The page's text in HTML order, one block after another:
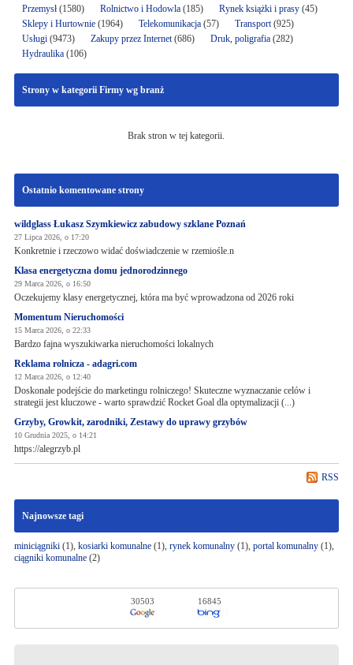
Przemysł(1580) Rolnictwo i Hodowla(185) Rynek książki i prasy(45)
Sklepy i Hurtownie(1964) Telekomunikacja(57) Transport(925)
Usługi(9473) Zakupy przez Internet(686) Druk, poligrafia(282)
Hydraulika(106)
Strony w kategorii Firmy wg branż
Brak stron w tej kategorii.
Ostatnio komentowane strony
wildglass Łukasz Szymkiewicz zabudowy szklane Poznań
27 Lipca 2026, o 17:20
Konkretnie i rzeczowo widać doświadczenie w rzemiośle.n
Klasa energetyczna domu jednorodzinnego
29 Marca 2026, o 16:50
Oczekujemy klasy energetycznej, która ma być wprowadzona od 2026 roki
Momentum Nieruchomości
15 Marca 2026, o 22:33
Bardzo fajna wyszukiwarka nieruchomości lokalnych
Reklama rolnicza - adagri.com
12 Marca 2026, o 12:40
Doskonałe podejście do marketingu rolniczego! Skuteczne wyznaczanie celów i
strategii jest kluczowe - warto sprawdzić Rocket Goal dla optymalizacji (...)
Grzyby, Growkit, zarodniki, Zestawy do uprawy grzybów
10 Grudnia 2025, o 14:21
https://alegrzyb.pl
RSS
Najnowsze tagi
miniciągniki(1), kosiarki komunalne(1), rynek komunalny(1), portal komunalny(1),
ciągniki komunalne(2)
30503 16845